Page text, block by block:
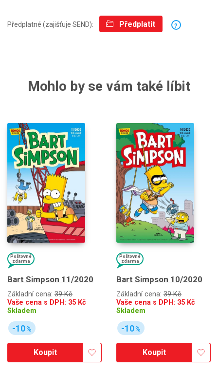
Předplatné (zajišťuje SEND): Předplatit ?
Mohlo by se vám také líbit
Poštovné
zdarma
Bart Simpson 11/2020
Základní cena: 39 Kč
Vaše cena s DPH: 35 Kč
Skladem
-10%
Koupit
Poštovné
zdarma
Bart Simpson 10/2020
Základní cena: 39 Kč
Vaše cena s DPH: 35 Kč
Skladem
-10%
Koupit